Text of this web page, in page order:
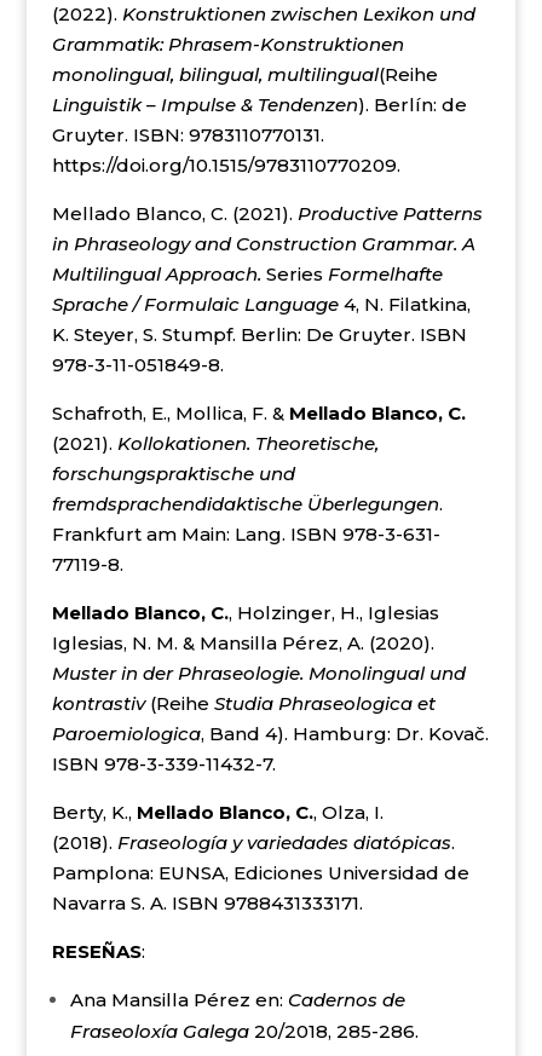
(2022). Konstruktionen zwischen Lexikon und
Grammatik: Phrasem-Konstruktionen
monolingual, bilingual, multilingual(Reihe
Linguistik – Impulse & Tendenzen). Berlín: de
Gruyter. ISBN: 9783110770131.
https://doi.org/10.1515/9783110770209.
Mellado Blanco, C. (2021). Productive Patterns
in Phraseology and Construction Grammar. A
Multilingual Approach. Series Formelhafte
Sprache / Formulaic Language 4, N. Filatkina,
K. Steyer, S. Stumpf. Berlin: De Gruyter. ISBN
978-3-11-051849-8.
Schafroth, E., Mollica, F. & Mellado Blanco, C.
(2021). Kollokationen. Theoretische,
forschungspraktische und
fremdsprachendidaktische Überlegungen.
Frankfurt am Main: Lang. ISBN 978-3-631-
77119-8.
Mellado Blanco, C., Holzinger, H., Iglesias
Iglesias, N. M. & Mansilla Pérez, A. (2020).
Muster in der Phraseologie. Monolingual und
kontrastiv(Reihe Studia Phraseologica et
Paroemiologica, Band 4). Hamburg: Dr. Kovač.
ISBN 978-3-339-11432-7.
Berty, K., Mellado Blanco, C., Olza, I.
(2018). Fraseología y variedades diatópicas.
Pamplona: EUNSA, Ediciones Universidad de
Navarra S. A. ISBN 9788431333171.
RESEÑAS:
Ana Mansilla Pérez en: Cadernos de
Fraseoloxía Galega20/2018, 285-286.